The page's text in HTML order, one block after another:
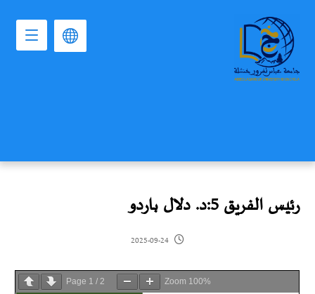
رئيس الفريق 5:د. دلال باردو
2025-09-24
Page 1 / 2 Zoom 100%